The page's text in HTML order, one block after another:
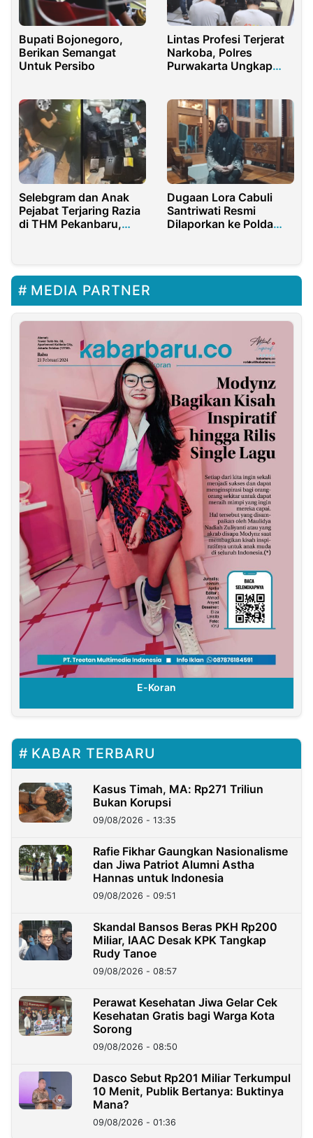
Bupati Bojonegoro,
Berikan Semangat
Untuk Persibo
Lintas Profesi Terjerat
Narkoba, Polres
Purwakarta Ungkap
Selebgram dan Anak
Pejabat Terjaring Razia
di THM Pekanbaru,
Dugaan Lora Cabuli
Santriwati Resmi
Dilaporkan ke Polda
MEDIA PARTNER
E-Koran
KABAR TERBARU
Kasus Timah, MA: Rp271 Triliun
Bukan Korupsi
09/08/2026 - 13:35
Rafie Fikhar Gaungkan Nasionalisme
dan Jiwa Patriot Alumni Astha
Hannas untuk Indonesia
09/08/2026 - 09:51
Skandal Bansos Beras PKH Rp200
Miliar, IAAC Desak KPK Tangkap
Rudy Tanoe
09/08/2026 - 08:57
Perawat Kesehatan Jiwa Gelar Cek
Kesehatan Gratis bagi Warga Kota
Sorong
09/08/2026 - 08:50
Dasco Sebut Rp201 Miliar Terkumpul
10 Menit, Publik Bertanya: Buktinya
Mana?
09/08/2026 - 01:36